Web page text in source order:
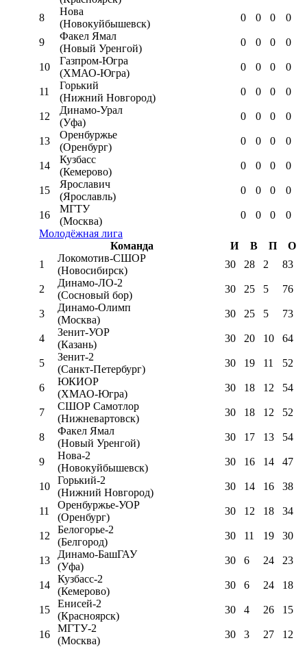
8
Нова
(Новокуйбышевск)
0 0 0 0
9
Факел Ямал
(Новый Уренгой)
0 0 0 0
10
Газпром-Югра
(ХМАО-Югра)
0 0 0 0
11
Горький
(Нижний Новгород)
0 0 0 0
12
Динамо-Урал
(Уфа)
0 0 0 0
13
Оренбуржье
(Оренбург)
0 0 0 0
14
Кузбасс
(Кемерово)
0 0 0 0
15
Ярославич
(Ярославль)
0 0 0 0
16
МГТУ
(Москва)
0 0 0
0
Молодёжная лига
Команда
И В П
О
1
Локомотив-CШОР
(Новосибирск)
30 28 2 83
2
Динамо-ЛО-2
(Сосновый бор)
30 25 5 76
3
Динамо-Олимп
(Москва)
30 25 5 73
4
Зенит-УОР
(Казань)
30 20 10 64
5
Зенит-2
(Санкт-Петербург)
30 19 11 52
6
ЮКИОР
(ХМАО-Югра)
30 18 12 54
7
СШОР Самотлор
(Нижневартовск)
30 18 12 52
8
Факел Ямал
(Новый Уренгой)
30 17 13 54
9
Нова-2
(Новокуйбышевск)
30 16 14 47
10
Горький-2
(Нижний Новгород)
30 14 16 38
11
Оренбуржье-УОР
(Оренбург)
30 12 18 34
12
Белогорье-2
(Белгород)
30 11 19 30
13
Динамо-БашГАУ
(Уфа)
30 6 24 23
14
Кузбасс-2
(Кемерово)
30 6 24 18
15
Енисей-2
(Красноярск)
30 4 26 15
16
МГТУ-2
(Москва)
30 3 27 12